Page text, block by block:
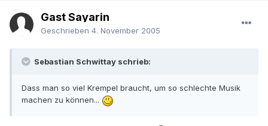
Gast Sayarin
Geschrieben 4. November 2005
Sebastian Schwittay schrieb:
Dass man so viel Krempel braucht, um so schlechte Musik
machen zu können...